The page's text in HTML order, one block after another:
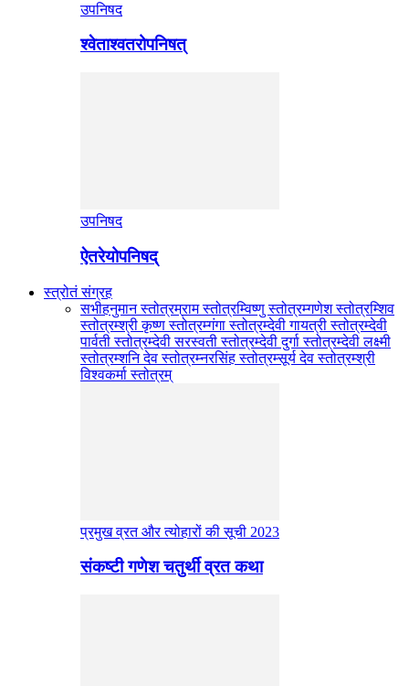
उपनिषद
श्वेताश्वतरोपनिषत्
उपनिषद
ऐतरेयोपनिषद्
स्त्रोतं संग्रह
सभीहनुमान स्तोत्रम्राम स्तोत्रम्विष्णु स्तोत्रम्गणेश स्तोत्रम्शिव
स्तोत्रम्श्री कृष्ण स्तोत्रम्गंगा स्तोत्रम्देवी गायत्री स्तोत्रम्देवी
पार्वती स्तोत्रम्देवी सरस्वती स्तोत्रम्देवी दुर्गा स्तोत्रम्देवी लक्ष्मी
स्तोत्रम्शनि देव स्तोत्रम्नरसिंह स्तोत्रम्सूर्य देव स्तोत्रम्श्री
विश्वकर्मा स्तोत्रम्
प्रमुख व्रत और त्योहारों की सूची 2023
संकष्टी गणेश चतुर्थी व्रत कथा